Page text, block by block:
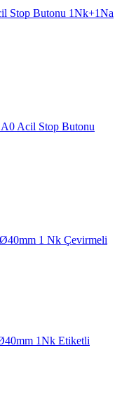
Stop Butonu 1Nk+1Na
Acil Stop Butonu
1 Nk Çevirmeli
1Nk Etiketli